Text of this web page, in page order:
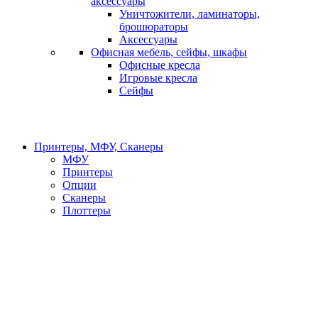
Уничтожители, ламинаторы,
брошюраторы
Аксессуары
Офисная мебель, сейфы, шкафы
Офисные кресла
Игровые кресла
Сейфы
Принтеры, МФУ, Сканеры
МФУ
Принтеры
Опции
Сканеры
Плоттеры